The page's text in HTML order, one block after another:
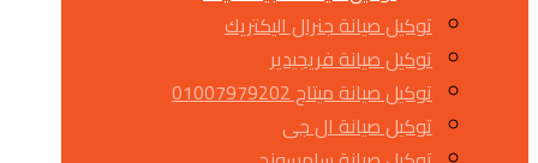
توكيل صيانة جنرال اليكتريك
توكيل صيانة فريجيدير
توكيل صيانة ميتاج 01007979202
توكيل صيانة ال جى